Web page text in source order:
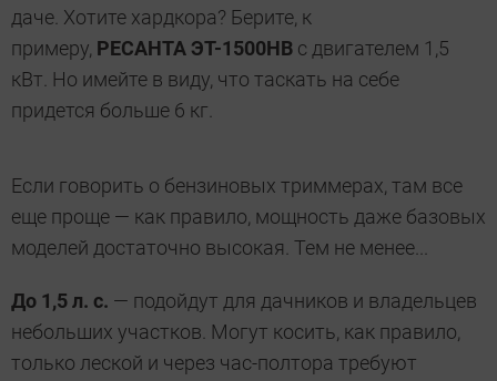
даче. Хотите хардкора? Берите, к
примеру, РЕСАНТА ЭТ-1500НВ с двигателем 1,5
кВт. Но имейте в виду, что таскать на себе
придется больше 6 кг.
Если говорить о бензиновых триммерах, там все
еще проще — как правило, мощность даже базовых
моделей достаточно высокая. Тем не менее...
До 1,5 л. с. — подойдут для дачников и владельцев
небольших участков. Могут косить, как правило,
только леской и через час-полтора требуют